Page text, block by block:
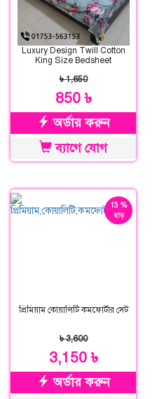
Luxury Design Twill Cotton
King Size Bedsheet
৳ 1,650
850 ৳
অর্ডার করুন
ব্যাগে যোগ
13 %
ছাড়
প্রিমিয়াম কোয়ালিটি কমফোর্টার সেট
৳ 3,600
3,150 ৳
অর্ডার করুন